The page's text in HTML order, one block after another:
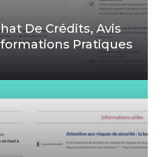
De Crédits, Avis
Pratiques